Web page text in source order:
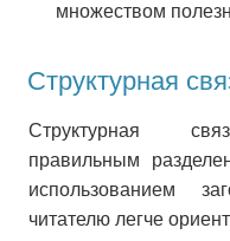
множеством
Структурная
Структурная
правильным
использованием
читателю легче